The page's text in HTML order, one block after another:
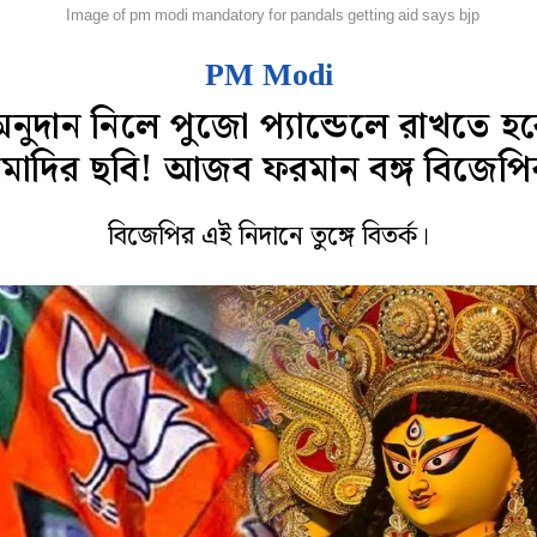
Image of pm modi mandatory for pandals getting aid says bjp
PM Modi
নিলে পুজো প্যান্ডেলে রাখতে
ছবি! আজব ফরমান বঙ্গ
বিজেপির এই নিদানে তুঙ্গে বিতর্ক।